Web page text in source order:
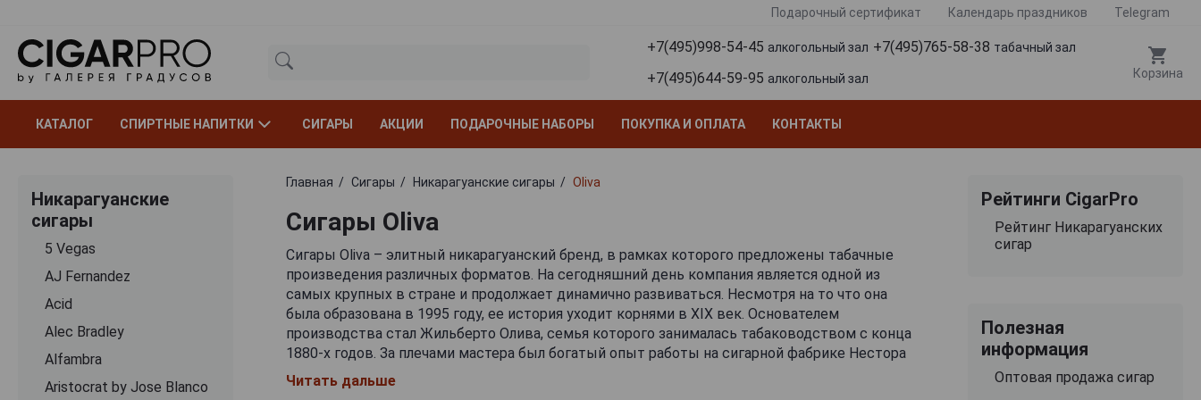
Подарочный сертификат Календарь праздников Telegram
+7(495)998-54-45 алкогольный зал +7(495)765-58-38 табачный зал
+7(495)644-59-95 алкогольный зал Корзина
КАТАЛОГ СПИРТНЫЕ НАПИТКИ СИГАРЫ АКЦИИ ПОДАРОЧНЫЕ НАБОРЫ ПОКУПКА И ОПЛАТА КОНТАКТЫ
Никарагуанские
сигары
5 Vegas
AJ Fernandez
Acid
Alec Bradley
Alfambra
Aristocrat by Jose Blanco
Главная Сигары Никарагуанские сигары Oliva
Сигары Oliva
Сигары Oliva – элитный никарагуанский бренд, в рамках которого предложены табачные
произведения различных форматов. На сегодняшний день компания является одной из
самых крупных в стране и продолжает динамично развиваться. Несмотря на то что она
была образована в 1995 году, ее история уходит корнями в XIX век. Основателем
производства стал Жильберто Олива, семья которого занималась табаководством с конца
1880-х годов. За плечами мастера был богатый опыт работы на сигарной фабрике Нестора
Пласенсии – культовой личности табачного мира, что в дальнейшем помогло
предпринимателю создать собственный успешный бизнес в Никарагуа. Слава к сигарам
Читать дальше
Рейтинги CigarPro
Рейтинг Никарагуанских
сигар
Полезная
информация
Оптовая продажа сигар